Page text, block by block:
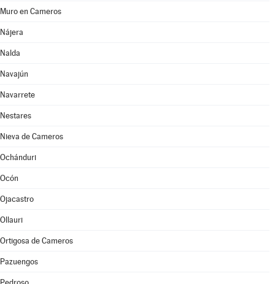
Muro en Cameros
Nájera
Nalda
Navajún
Navarrete
Nestares
Nieva de Cameros
Ochánduri
Ocón
Ojacastro
Ollauri
Ortigosa de Cameros
Pazuengos